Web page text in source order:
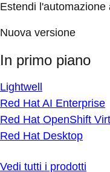
Estendi l'automazione
Nuova versione
In primo piano
Lightwell
Red Hat AI Enterprise
Red Hat OpenShift
Red Hat Desktop
Vedi tutti i prodotti